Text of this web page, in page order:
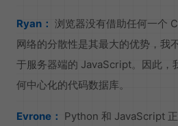
Ryan： 浏览器没有借助任何一个
网络的分散性是其最大的优势，我
于服务器端的 JavaScript。因此，
何中心化的代码数据库。
Evrone： Python 和 JavaScript